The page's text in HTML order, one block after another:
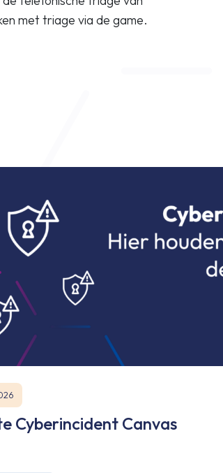
met triage via de game.
Cyberincident Canvas